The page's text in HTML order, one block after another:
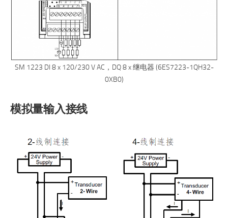
SM 1223 DI 8 x 120/230 V AC，DQ 8 x 继电器 (6ES7223-1QH32-
0XB0)
模拟量输入接线